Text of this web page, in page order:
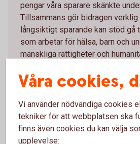
pengar våra sparare skänkte
Tillsammans gör bidragen verklig
långsiktigt sparande kan stöd gå
som arbetar för hälsa, barn och
mänskliga rättigheter och
Hjärtedagen2026
Våra cookies,
Vi använder nödvändiga cookies
tekniker för att webbplatsen ska
finns även cookies du kan välja
upplevelse: